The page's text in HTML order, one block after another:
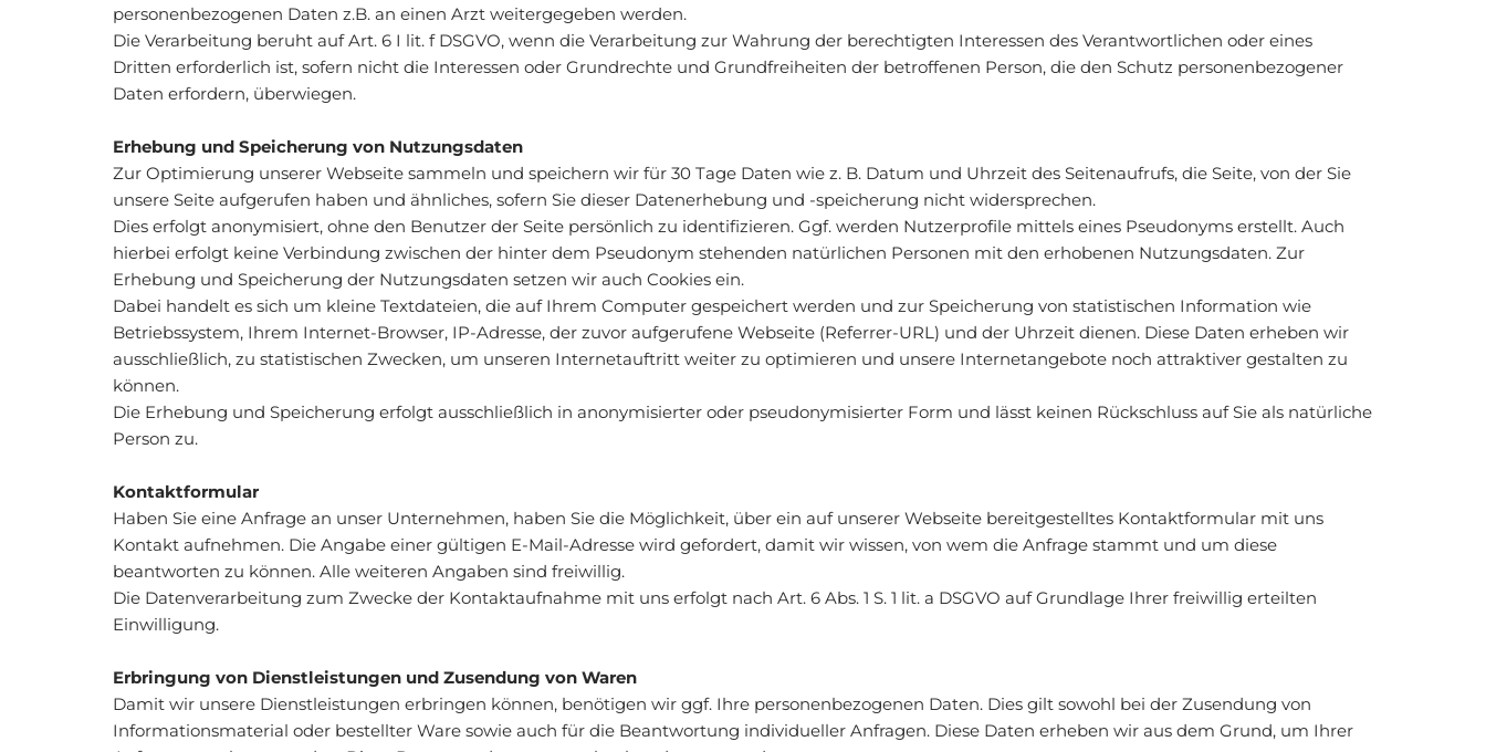
personenbezogenen Daten z.B. an einen Arzt weitergegeben werden.
Die Verarbeitung beruht auf Art. 6 I lit. f DSGVO, wenn die Verarbeitung zur Wahrung der berechtigten Interessen des Verantwortlichen oder eines
Dritten erforderlich ist, sofern nicht die Interessen oder Grundrechte und Grundfreiheiten der betroffenen Person, die den Schutz personenbezogener
Daten erfordern, überwiegen.
Erhebung und Speicherung von Nutzungsdaten
Zur Optimierung unserer Webseite sammeln und speichern wir für 30 Tage Daten wie z. B. Datum und Uhrzeit des Seitenaufrufs, die Seite, von der Sie
unsere Seite aufgerufen haben und ähnliches, sofern Sie dieser Datenerhebung und -speicherung nicht widersprechen.
Dies erfolgt anonymisiert, ohne den Benutzer der Seite persönlich zu identifizieren. Ggf. werden Nutzerprofile mittels eines Pseudonyms erstellt. Auch
hierbei erfolgt keine Verbindung zwischen der hinter dem Pseudonym stehenden natürlichen Personen mit den erhobenen Nutzungsdaten. Zur
Erhebung und Speicherung der Nutzungsdaten setzen wir auch Cookies ein.
Dabei handelt es sich um kleine Textdateien, die auf Ihrem Computer gespeichert werden und zur Speicherung von statistischen Information wie
Betriebssystem, Ihrem Internet-Browser, IP-Adresse, der zuvor aufgerufene Webseite (Referrer-URL) und der Uhrzeit dienen. Diese Daten erheben wir
ausschließlich, zu statistischen Zwecken, um unseren Internetauftritt weiter zu optimieren und unsere Internetangebote noch attraktiver gestalten zu
können.
Die Erhebung und Speicherung erfolgt ausschließlich in anonymisierter oder pseudonymisierter Form und lässt keinen Rückschluss auf Sie als natürliche
Person zu.
Kontaktformular
Haben Sie eine Anfrage an unser Unternehmen, haben Sie die Möglichkeit, über ein auf unserer Webseite bereitgestelltes Kontaktformular mit uns
Kontakt aufnehmen. Die Angabe einer gültigen E-Mail-Adresse wird gefordert, damit wir wissen, von wem die Anfrage stammt und um diese
beantworten zu können. Alle weiteren Angaben sind freiwillig.
Die Datenverarbeitung zum Zwecke der Kontaktaufnahme mit uns erfolgt nach Art. 6 Abs. 1 S. 1 lit. a DSGVO auf Grundlage Ihrer freiwillig erteilten
Einwilligung.
Erbringung von Dienstleistungen und Zusendung von Waren
Damit wir unsere Dienstleistungen erbringen können, benötigen wir ggf. Ihre personenbezogenen Daten. Dies gilt sowohl bei der Zusendung von
Informationsmaterial oder bestellter Ware sowie auch für die Beantwortung individueller Anfragen. Diese Daten erheben wir aus dem Grund, um Ihrer